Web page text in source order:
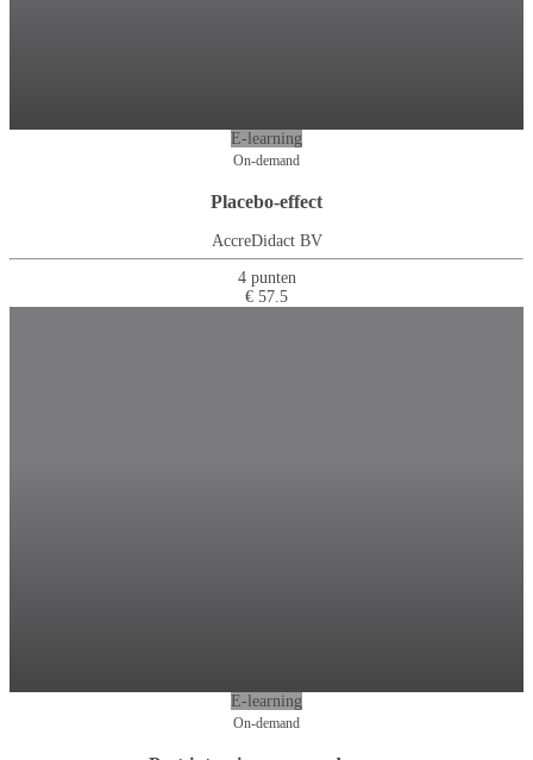
E-learning
On-demand
Placebo-effect
AccreDidact BV
4 punten
€ 57.5
E-learning
On-demand